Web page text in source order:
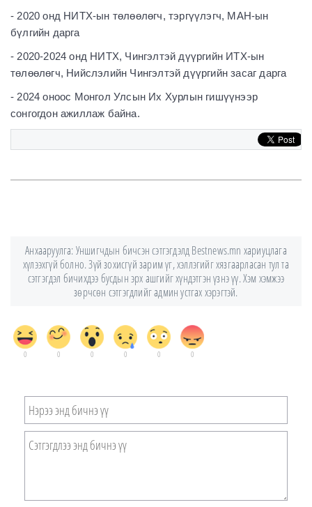
- 2020 онд НИТХ-ын төлөөлөгч, тэргүүлэгч, МАН-ын
бүлгийн дарга
- 2020-2024 онд НИТХ, Чингэлтэй дүүргийн ИТХ-ын
төлөөлөгч, Нийслэлийн Чингэлтэй дүүргийн засаг дарга
- 2024 оноос Монгол Улсын Их Хурлын гишүүнээр
сонгогдон ажиллаж байна.
Анхааруулга: Уншигчдын бичсэн сэтгэгдэлд Bestnews.mn хариуцлага
хүлээхгүй болно. Зүй зохисгүй зарим үг, хэллэгийг хязгаарласан тул та
сэтгэгдэл бичихдээ бусдын эрх ашгийг хүндэтгэн үзнэ үү. Хэм хэмжээ
зөрчсөн сэтгэгдлийг админ устгах хэрэгтэй.
0 0 0 0 0 0